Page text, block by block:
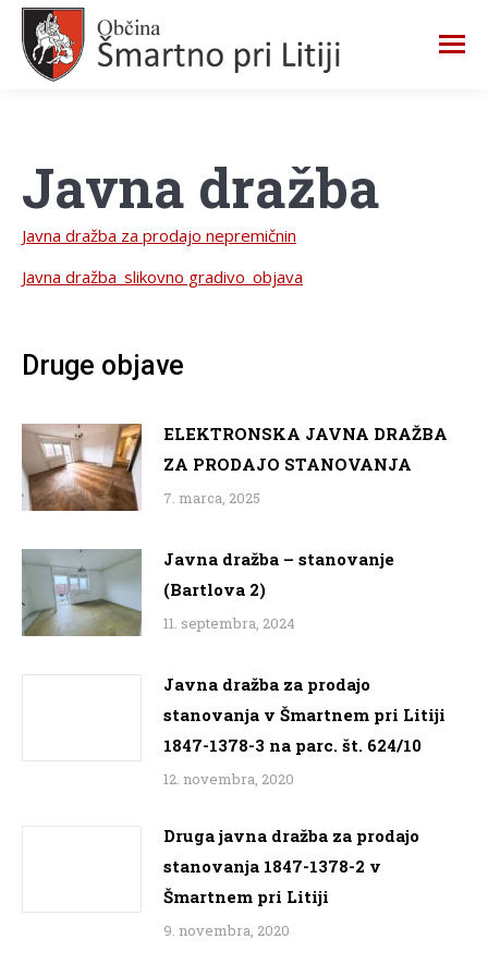
Javna dražba
Javna dražba za prodajo nepremičnin
Javna dražba_slikovno gradivo_objava
Druge objave
ELEKTRONSKA JAVNA DRAŽBA
ZA PRODAJO STANOVANJA
7. marca, 2025
Javna dražba – stanovanje
(Bartlova 2)
11. septembra, 2024
Javna dražba za prodajo
stanovanja v Šmartnem pri Litiji
1847-1378-3 na parc. št. 624/10
12. novembra, 2020
Druga javna dražba za prodajo
stanovanja 1847-1378-2 v
Šmartnem pri Litiji
9. novembra, 2020